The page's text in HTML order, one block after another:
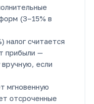
(3–15% в
считается
прибыли —
если
мгновенную
отсроченные